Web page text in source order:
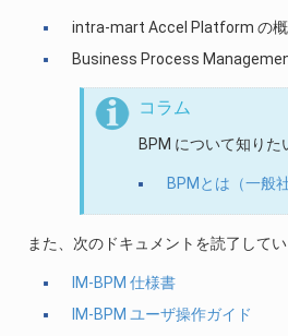
intra-mart Accel Platform の
Business Process
コラム
BPM について知り
BPMとは（一般
また、次のドキュメントを読了して
IM-BPM 仕様書
IM-BPM ユーザ操作ガイド